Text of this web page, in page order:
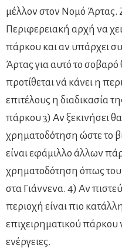
μέλλον στον Νομό Άρτας.
Περιφερειακή αρχή να
πάρκου και αν υπάρχει
Άρτας για αυτό το σοβαρό
προτίθεται νά κάνει η
επιτέλους η διαδικασία
πάρκου 3) Αν ξεκινήσει
χρηματοδότηση ώστε το
είναι εφάμιλλο άλλων
χρηματοδότηση όπως
στα Γιάννενα. 4) Αν
περιοχή είναι πιο
επιχειρηματικού πάρκου
ενέργειες.